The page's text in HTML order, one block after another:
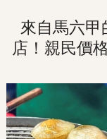
來自馬六甲
店！親民價